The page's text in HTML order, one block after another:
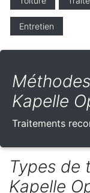
Entretien
Kapelle
Traitements
Types de
Kapelle